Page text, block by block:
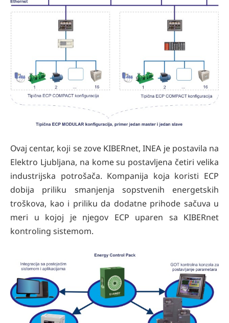
Ovaj centar, koji se zove KIBERnet, INEA je postavila na
Elektro Ljubljana, na kome su postavljena četiri velika
industrijska potrošača. Kompanija koja koristi ECP
dobija priliku smanjenja sopstvenih energetskih
troškova, kao i priliku da dodatne prihode sačuva u
meri u kojoj je njegov ECP uparen sa KIBERnet
kontroling sistemom.